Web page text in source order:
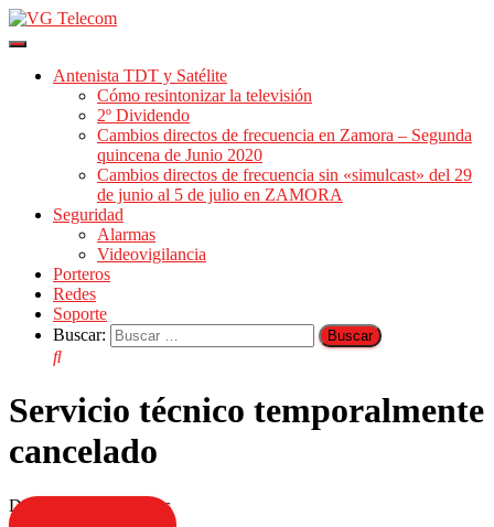
Cambiar
navegación
Antenista TDT y Satélite
Cómo resintonizar la televisión
2º Dividendo
Cambios directos de frecuencia en Zamora – Segunda
quincena de Junio 2020
Cambios directos de frecuencia sin «simulcast» del 29
de junio al 5 de julio en ZAMORA
Seguridad
Alarmas
Videovigilancia
Porteros
Redes
Soporte
Buscar:
Servicio técnico temporalmente
cancelado
Disculpen las molestias